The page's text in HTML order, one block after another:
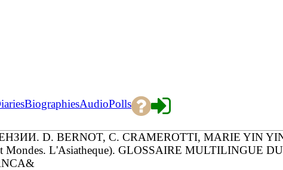
BiographiesAudioPolls
D. BERNOT, С. CRAMEROTTI, MARIE YIN YIN
Mondes. L'Asiatheque). GLOSSAIRE MULTILINGUE